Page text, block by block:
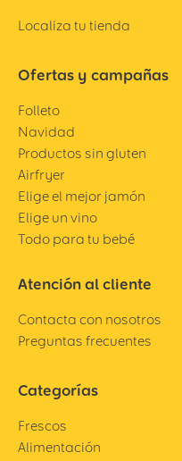
Localiza tu tienda
Ofertas y campañas
Folleto
Navidad
Productos sin gluten
Airfryer
Elige el mejor jamón
Elige un vino
Todo para tu bebé
Atención al cliente
Contacta con nosotros
Preguntas frecuentes
Categorías
Frescos
Alimentación